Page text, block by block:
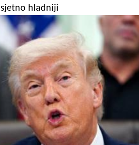
hladniji